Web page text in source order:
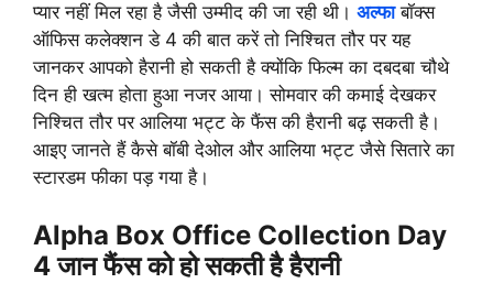
प्यार नहीं मिल रहा है जैसी उम्मीद की जा रही थी। अल्फा बॉक्स
ऑफिस कलेक्शन डे 4 की बात करें तो निश्चित तौर पर यह
जानकर आपको हैरानी हो सकती है क्योंकि फिल्म का दबदबा चौथे
दिन ही खत्म होता हुआ नजर आया। सोमवार की कमाई देखकर
निश्चित तौर पर आलिया भट्ट के फैंस की हैरानी बढ़ सकती है।
आइए जानते हैं कैसे बॉबी देओल और आलिया भट्ट जैसे सितारे का
स्टारडम फीका पड़ गया है।
Alpha Box Office Collection Day
4 जान फैंस को हो सकती है हैरानी